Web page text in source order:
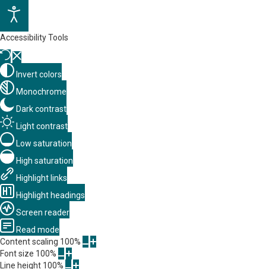
Accessibility Tools
Invert colors
Monochrome
Dark contrast
Light contrast
Low saturation
High saturation
Highlight links
Highlight headings
Screen reader
Read mode
Content scaling 100%
Font size 100%
Line height 100%